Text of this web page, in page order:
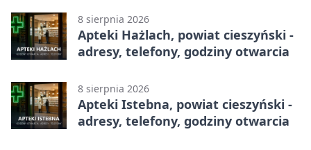
8 sierpnia 2026
Apteki Hażlach, powiat cieszyński -
adresy, telefony, godziny otwarcia
8 sierpnia 2026
Apteki Istebna, powiat cieszyński -
adresy, telefony, godziny otwarcia